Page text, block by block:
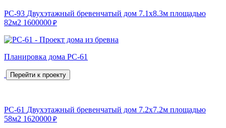
РС-93 Двухэтажный бревенчатый дом 7.1х8.3м площадью
82м2 1600000 ₽
Планировка дома РС-61
Перейти к проекту
РС-61 Двухэтажный бревенчатый дом 7.2х7.2м площадью
58м2 1620000 ₽